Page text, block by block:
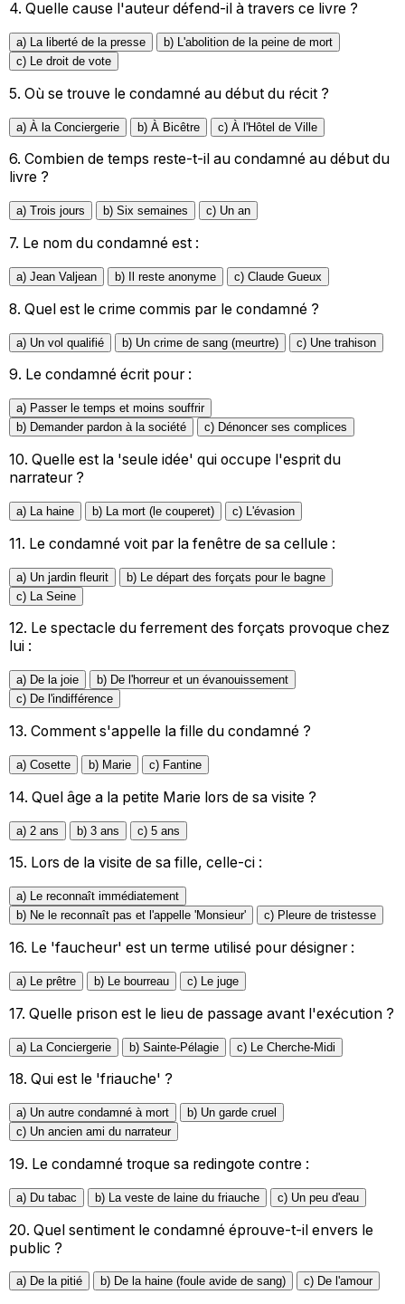
4. Quelle cause l'auteur défend-il à travers ce livre ?
a) La liberté de la presse
b) L'abolition de la peine de mort
c) Le droit de vote
5. Où se trouve le condamné au début du récit ?
a) À la Conciergerie b) À Bicêtre c) À l'Hôtel de Ville
6. Combien de temps reste-t-il au condamné au début du
livre ?
a) Trois jours b) Six semaines c) Un an
7. Le nom du condamné est :
a) Jean Valjean b) Il reste anonyme c) Claude Gueux
8. Quel est le crime commis par le condamné ?
a) Un vol qualifié b) Un crime de sang (meurtre) c) Une trahison
9. Le condamné écrit pour :
a) Passer le temps et moins souffrir
b) Demander pardon à la société
c) Dénoncer ses complices
10. Quelle est la 'seule idée' qui occupe l'esprit du
narrateur ?
a) La haine b) La mort (le couperet) c) L'évasion
11. Le condamné voit par la fenêtre de sa cellule :
a) Un jardin fleurit
b) Le départ des forçats pour le bagne
c) La Seine
12. Le spectacle du ferrement des forçats provoque chez
lui :
a) De la joie
b) De l'horreur et un évanouissement
c) De l'indifférence
13. Comment s'appelle la fille du condamné ?
a) Cosette b) Marie c) Fantine
14. Quel âge a la petite Marie lors de sa visite ?
a) 2 ans b) 3 ans c) 5 ans
15. Lors de la visite de sa fille, celle-ci :
a) Le reconnaît immédiatement
b) Ne le reconnaît pas et l'appelle 'Monsieur'
c) Pleure de tristesse
16. Le 'faucheur' est un terme utilisé pour désigner :
a) Le prêtre b) Le bourreau c) Le juge
17. Quelle prison est le lieu de passage avant l'exécution ?
a) La Conciergerie b) Sainte-Pélagie c) Le Cherche-Midi
18. Qui est le 'friauche' ?
a) Un autre condamné à mort
b) Un garde cruel
c) Un ancien ami du narrateur
19. Le condamné troque sa redingote contre :
a) Du tabac b) La veste de laine du friauche c) Un peu d'eau
20. Quel sentiment le condamné éprouve-t-il envers le
public ?
a) De la pitié b) De la haine (foule avide de sang) c) De l'amour